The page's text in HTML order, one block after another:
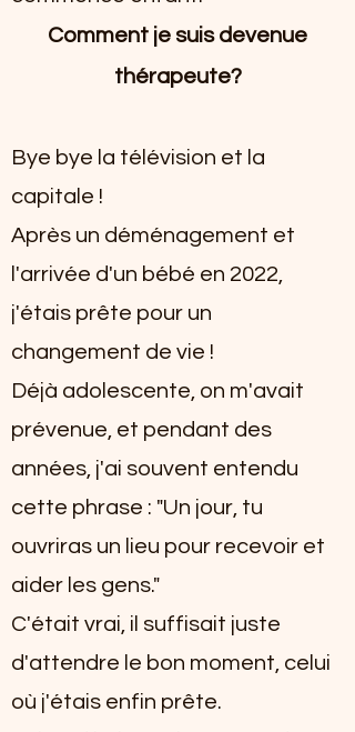
Comment je suis devenue
thérapeute?
Bye bye la télévision et la
capitale !
Après un déménagement et
l'arrivée d'un bébé en 2022,
j'étais prête pour un
changement de vie !
Déjà adolescente, on m'avait
prévenue, et pendant des
années, j'ai souvent entendu
cette phrase : "Un jour, tu
ouvriras un lieu pour recevoir et
aider les gens."
C'était vrai, il suffisait juste
d'attendre le bon moment, celui
où j'étais enfin prête.